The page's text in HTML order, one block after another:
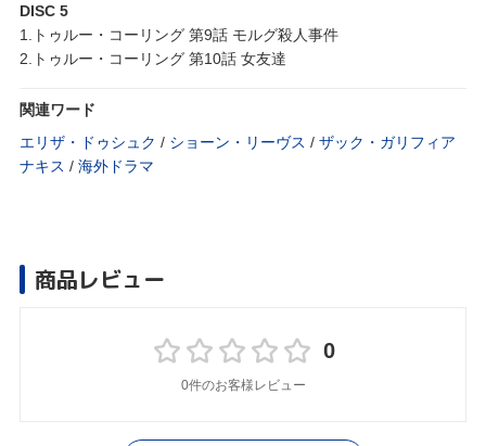
DISC 5
1.トゥルー・コーリング 第9話 モルグ殺人事件
2.トゥルー・コーリング 第10話 女友達
関連ワード
エリザ・ドゥシュク / ショーン・リーヴス / ザック・ガリフィア
ナキス / 海外ドラマ
商品レビュー
0
0件のお客様レビュー